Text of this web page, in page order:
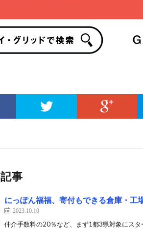
記事
にっぽん福福、寄付もできる倉庫・工
2023.10.10
仲介手数料の20％など、まず1都3県対象にス